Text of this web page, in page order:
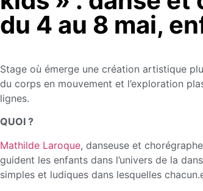
du 4 au 8 mai,
Stage où émerge une création artistique
du corps en mouvement et l’exploration
lignes.
QUOI ?
Mathilde Laroque, danseuse et
guident les enfants dans l’univers de la
simples et ludiques dans lesquelles